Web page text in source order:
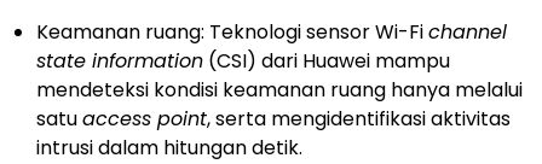
Keamanan ruang: Teknologi sensor Wi-Fichannel
state information (CSI) dari Huawei mampu
mendeteksi kondisi keamanan ruang hanya melalui
satuaccess point, serta mengidentifikasi aktivitas
intrusi dalam hitungan detik.